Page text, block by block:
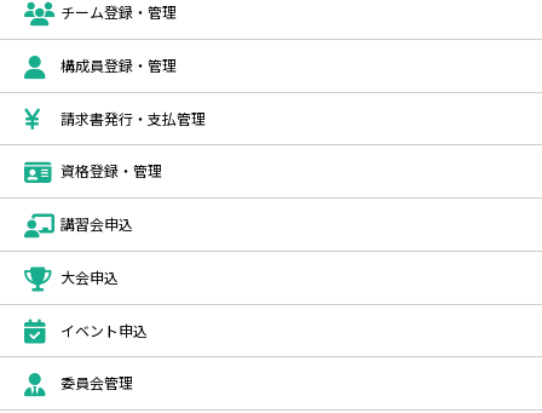
チーム登録・管理
構成員登録・管理
請求書発行・支払管理
資格登録・管理
講習会申込
大会申込
イベント申込
委員会管理